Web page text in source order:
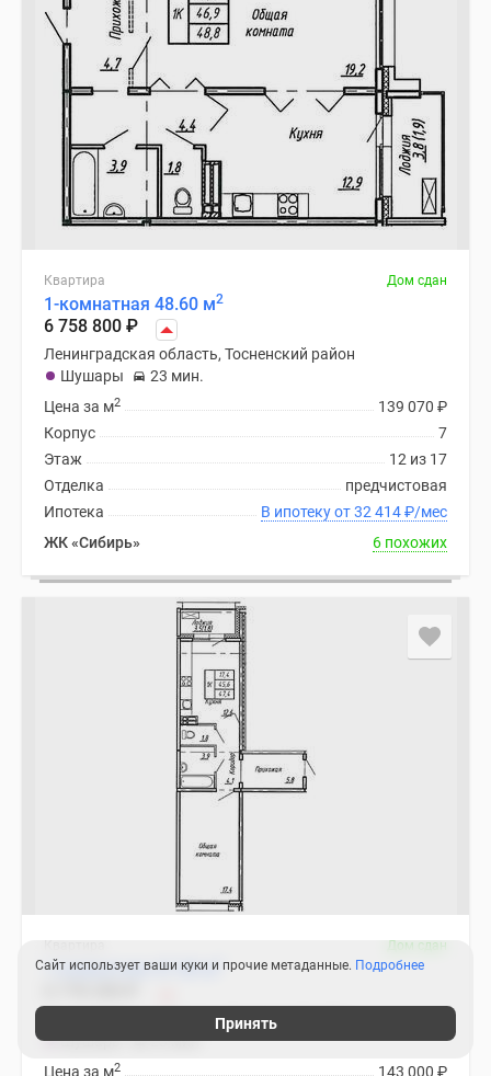
Квартира Дом сдан
1-комнатная 48.60 м2
6 758 800 ₽
Ленинградская область, Тосненский район
Шушары
23 мин.
139 070 ₽
Цена за м2
7
Корпус
12 из 17
Этаж
предчистовая
Отделка
В ипотеку от 32 414₽/мес
Ипотека
ЖК «Сибирь»
6 похожих
Дом сдан
1-комнатная 47.40 м2
Ленинградская область, Тосненский район
Шушары
23 мин.
143 000 ₽
Цена за м2
Сайт использует ваши куки и прочие метаданные. Подробнее
Принять